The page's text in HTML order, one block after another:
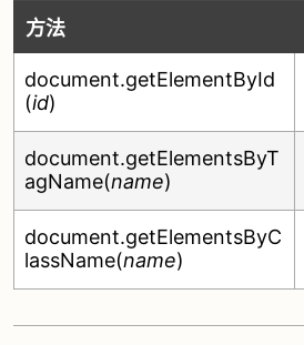
方法
document.getElementById
(id)
document.getElementsByT
agName(name)
document.getElementsByC
lassName(name)